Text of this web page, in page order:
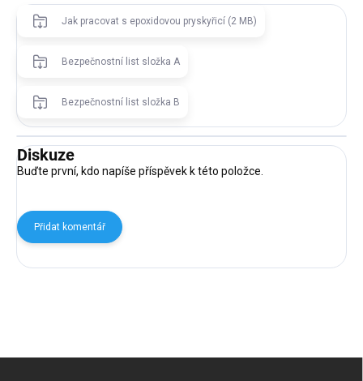
Jak pracovat s epoxidovou pryskyřicí (2 MB)
Bezpečnostní list složka A
Bezpečnostní list složka B
Diskuze
Buďte první, kdo napíše příspěvek k této položce.
Přidat komentář